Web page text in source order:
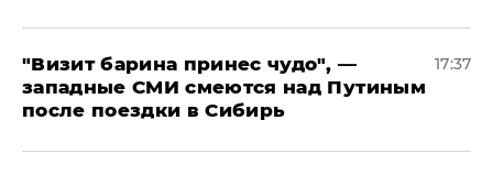
"Визит барина принес чудо", —
западные СМИ смеются над Путиным
после поездки в Сибирь
17:37